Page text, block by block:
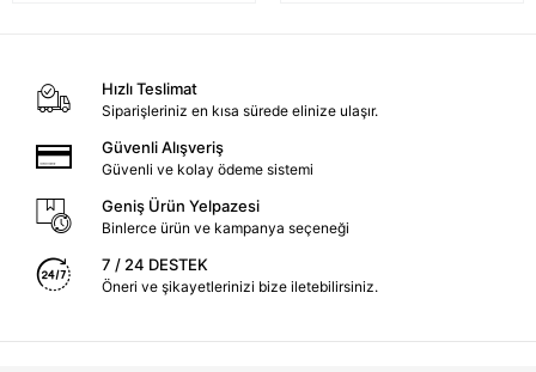
Hızlı Teslimat
Siparişleriniz en kısa sürede elinize ulaşır.
Güvenli Alışveriş
Güvenli ve kolay ödeme sistemi
Geniş Ürün Yelpazesi
Binlerce ürün ve kampanya seçeneği
7 / 24 DESTEK
Öneri ve şikayetlerinizi bize iletebilirsiniz.